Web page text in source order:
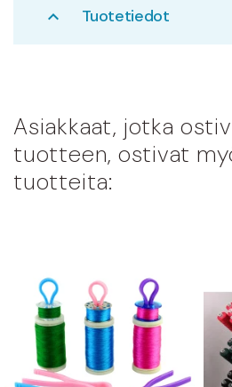
expand_less Tuotetiedot
Asiakkaat, jotka
tuotteen, ostivat
tuotteita: